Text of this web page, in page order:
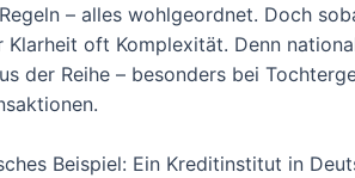
– alles wohlgeordnet. Doch
Klarheit oft Komplexität. Denn
der Reihe – besonders bei
Beispiel: Ein Kreditinstitut in